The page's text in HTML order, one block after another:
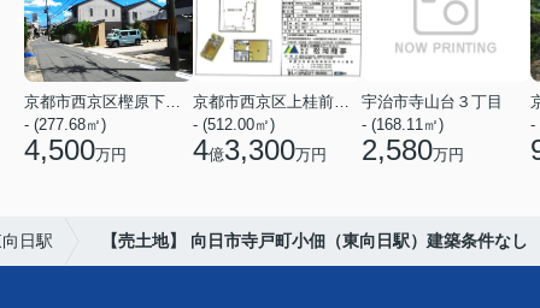
- (277.68㎡)
4,500万円
- (512.00㎡)
4億3,300万円
宇治市寺山台３丁目
- (168.11㎡)
2,580万円
-
日駅 【売土地】 向日市寺戸町小佃（東向日駅）建築条件なし